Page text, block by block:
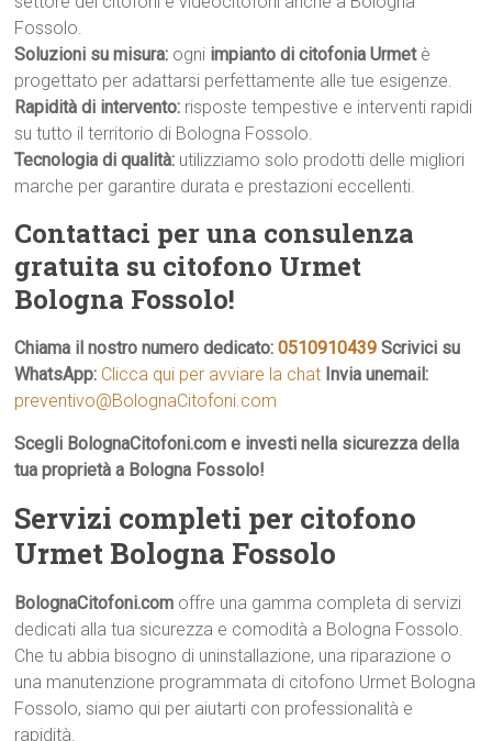
Fossolo.
Soluzioni su misura: ogni impianto di citofonia Urmetè
progettato per adattarsi perfettamente alle tue esigenze.
Rapidità di intervento: risposte tempestive e interventi rapidi
su tutto il territorio di Bologna Fossolo.
Tecnologia di qualità: utilizziamo solo prodotti delle migliori
marche per garantire durata e prestazioni eccellenti.
Contattaci per una consulenza
gratuita su citofono Urmet
Bologna Fossolo!
Chiama il nostro numero dedicato:0510910439 Scrivici su
WhatsApp: Clicca qui per avviare la chat Invia unemail:
preventivo@BolognaCitofoni.com
Scegli BolognaCitofoni.com e investi nella sicurezza della
tua proprietà a Bologna Fossolo!
Servizi completi per citofono
Urmet Bologna Fossolo
BolognaCitofoni.com offre una gamma completa di servizi
dedicati alla tua sicurezza e comodità a Bologna Fossolo.
Che tu abbia bisogno di uninstallazione, una riparazione o
una manutenzione programmata di citofono Urmet Bologna
Fossolo, siamo qui per aiutarti con professionalità e
rapidità.